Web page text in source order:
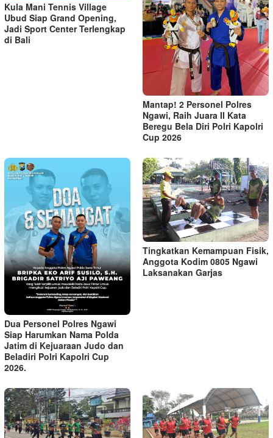
Kula Mani Tennis Village
Ubud Siap Grand Opening,
Jadi Sport Center Terlengkap
di Bali
Mantap! 2 Personel Polres
Ngawi, Raih Juara II Kata
Beregu Bela Diri Polri Kapolri
Cup 2026
Dua Personel Polres Ngawi
Siap Harumkan Nama Polda
Jatim di Kejuaraan Judo dan
Beladiri Polri Kapolri Cup
2026.
Tingkatkan Kemampuan Fisik,
Anggota Kodim 0805 Ngawi
Laksanakan Garjas